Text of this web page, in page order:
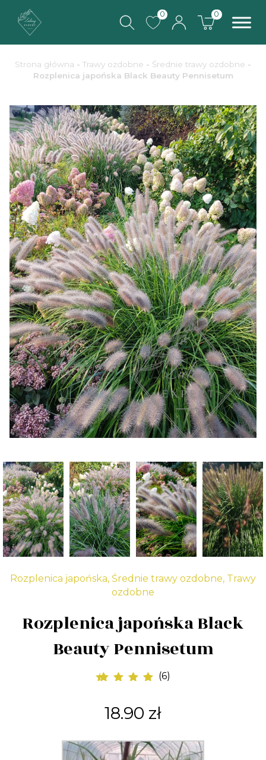
0 0
Strona główna - Trawy ozdobne - Średnie trawy ozdobne -
Rozplenica japońska Black Beauty Pennisetum
Rozplenica japońska, Średnie trawy ozdobne, Trawy
ozdobne
Rozplenica japońska Black
Beauty Pennisetum
podstawie
ocen klientów
(6)
18.90 zł